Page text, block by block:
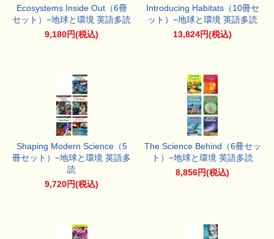
Ecosystems Inside Out（6冊
セット）−地球と環境 英語多読
9,180円(税込)
Introducing Habitats（10冊セ
ット）−地球と環境 英語多読
13,824円(税込)
Shaping Modern Science（5
冊セット）−地球と環境 英語多
読
9,720円(税込)
The Science Behind（6冊セッ
ト）−地球と環境 英語多読
8,856円(税込)